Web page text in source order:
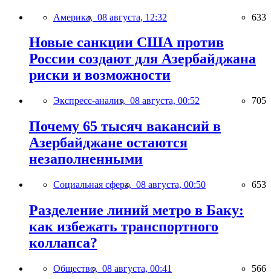
Америка, 08 августа, 12:32 633
Новые санкции США против
России создают для Азербайджана
риски и возможности
Экспресс-анализ, 08 августа, 00:52 705
Почему 65 тысяч вакансий в
Азербайджане остаются
незаполненными
Социальная сфера, 08 августа, 00:50 653
Разделение линий метро в Баку:
как избежать транспортного
коллапса?
Общество, 08 августа, 00:41 566